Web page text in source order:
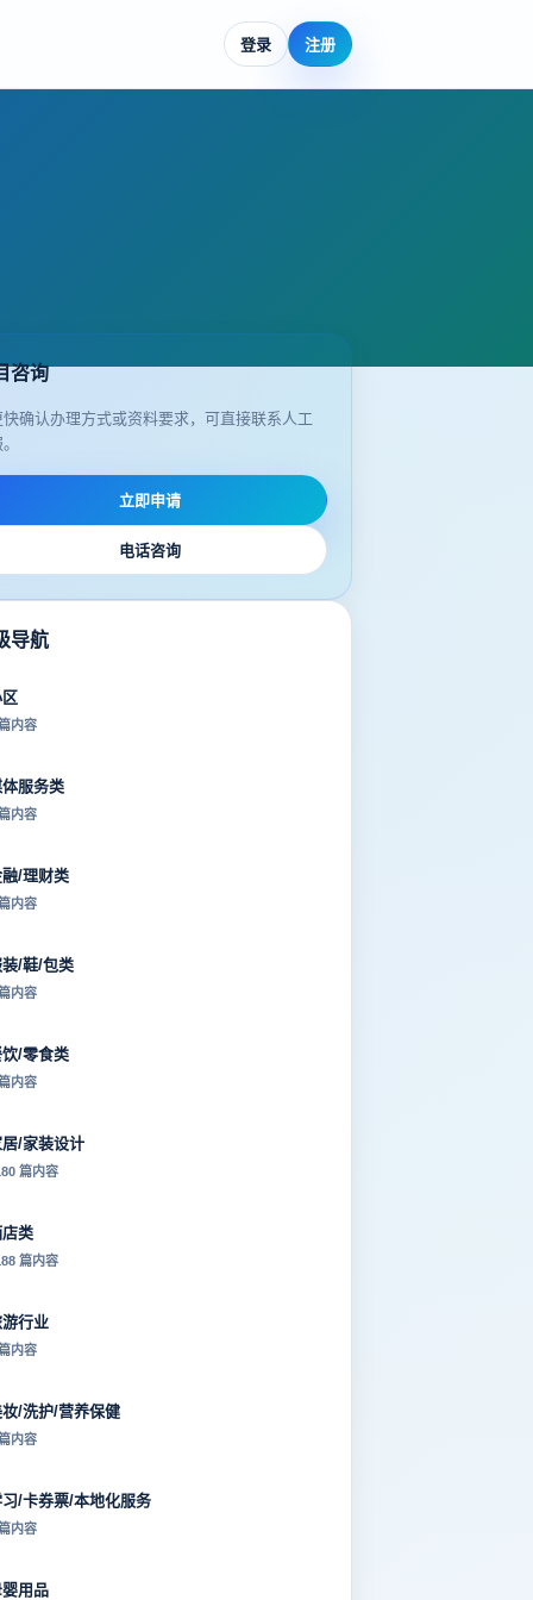
登录 注册
咨询
快确认办理方式或资料要求，可直接联系人工
立即申请
电话咨询
导航
内容
服务类
内容
/理财类
内容
/鞋/包类
内容
/零食类
内容
/家装设计
篇内容
类
篇内容
行业
内容
/洗护/营养保健
内容
/卡券票/本地化服务
内容
用品